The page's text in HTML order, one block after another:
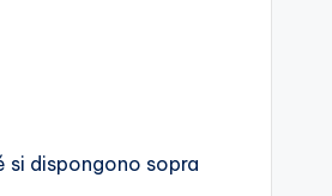
si dispongono sopra